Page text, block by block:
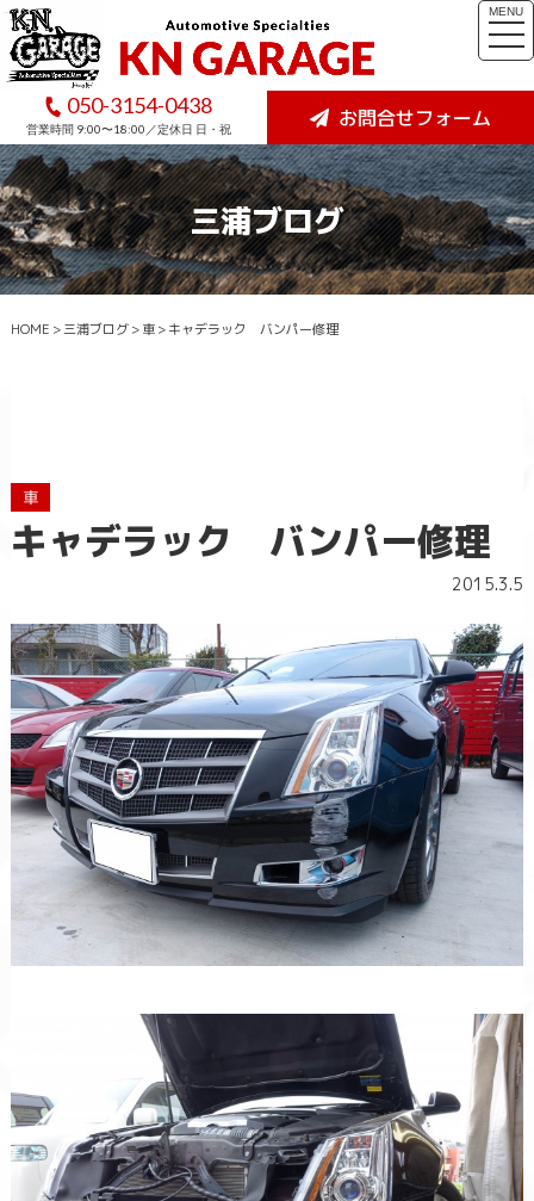
050-3154-0438
営業時間 9:00〜18:00／定休日 日・祝 お問合せフォーム
MENU
三浦ブログ
HOME >三浦ブログ>車>キャデラック バンパー修理
車
キャデラック バンパー修理
2015.3.5